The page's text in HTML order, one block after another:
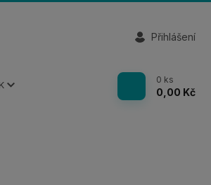
Přihlášení
0 ks
0,00 Kč